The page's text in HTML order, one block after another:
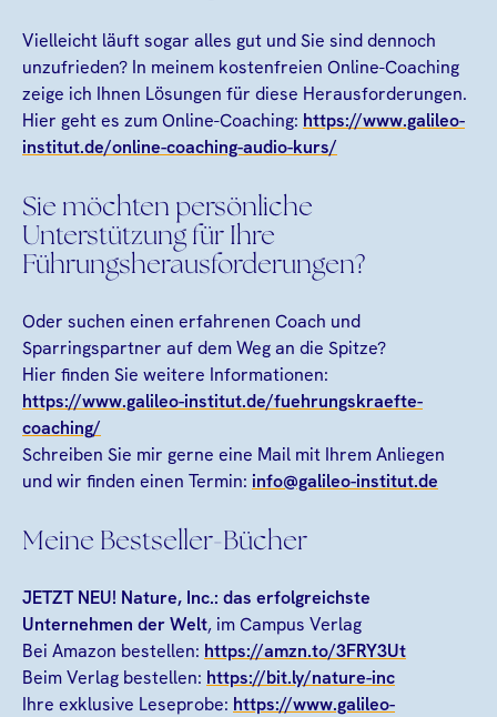
Vielleicht läuft sogar alles gut und Sie sind dennoch
unzufrieden? In meinem kostenfreien Online-Coaching
zeige ich Ihnen Lösungen für diese Herausforderungen.
Hier geht es zum Online-Coaching: https://www.galileo-
institut.de/online-coaching-audio-kurs/
Sie möchten persönliche
Unterstützung für Ihre
Führungsherausforderungen?
Oder suchen einen erfahrenen Coach und
Sparringspartner auf dem Weg an die Spitze?
Hier finden Sie weitere Informationen:
https://www.galileo-institut.de/fuehrungskraefte-
coaching/
Schreiben Sie mir gerne eine Mail mit Ihrem Anliegen
und wir finden einen Termin: info@galileo-institut.de
Meine Bestseller-Bücher
JETZT NEU! Nature, Inc.: das erfolgreichste
Unternehmen der Welt, im Campus Verlag
Bei Amazon bestellen: https://amzn.to/3FRY3Ut
Beim Verlag bestellen: https://bit.ly/nature-inc
Ihre exklusive Leseprobe: https://www.galileo-